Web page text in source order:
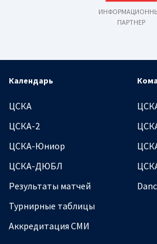
ПАРТНЕР
Календарь
ЦСКА
ЦСКА-2
ЦСКА-Юниор
ЦСКА-ДЮБЛ
Результаты матчей
Турнирные таблицы
Аккредитация СМИ